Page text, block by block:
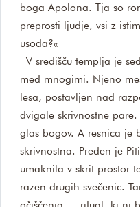
boga Apolona. Tja so
preprosti ljudje, vsi z
usoda?«
V središču templja je
med mnogimi. Njeno
lesa, postavljen nad
dvigale skrivnostne
glas bogov. A resnica
skrivnostna. Preden je
umaknila v skrit prostor
razen drugih svečenic.